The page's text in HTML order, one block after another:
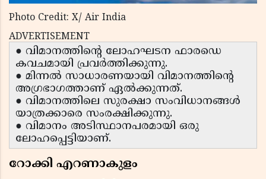
Photo Credit: X/ Air India
ADVERTISEMENT
● വിമാനത്തിന്റെ ലോഹഘടന ഫാരഡെ
കവചമായി പ്രവർത്തിക്കുന്നു.
● മിന്നൽ സാധാരണയായി വിമാനത്തിന്റെ
അഗ്രഭാഗത്താണ് ഏൽക്കുന്നത്.
● വിമാനത്തിലെ സുരക്ഷാ സംവിധാനങ്ങൾ
യാത്രക്കാരെ സംരക്ഷിക്കുന്നു.
● വിമാനം അടിസ്ഥാനപരമായി ഒരു
ലോഹപ്പെട്ടിയാണ്.
റോക്കി എറണാകുളം